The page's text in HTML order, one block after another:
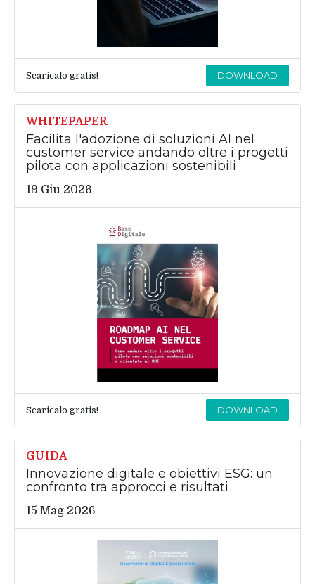
Scaricalo gratis! DOWNLOAD
WHITEPAPER
Facilita l'adozione di soluzioni AI nel
customer service andando oltre i progetti
pilota con applicazioni sostenibili
19 Giu 2026
Scaricalo gratis! DOWNLOAD
GUIDA
Innovazione digitale e obiettivi ESG: un
confronto tra approcci e risultati
15 Mag 2026